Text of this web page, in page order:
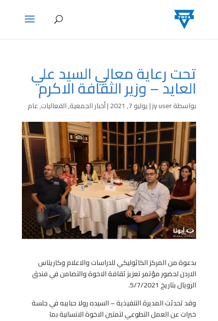
تحت رعاية معالي السيد علي
العايد – وزير الثقافة الاكرم
بواسطةjy user
|يوليو 7, 2021 |أخبار الجمعية,الفعاليات,عام
بدعوة من المركز الكاثوليكي للدراسات والاعلام وكاريتاس
الاردن لحضور مؤتمر تعزيز ثقافة الاخوة والتضامن في فندق
الرويال بتاريخ 5/7/2021.
وقد تحدثت المديرة التنفيذية – السيده رولا حبايبه في جلسة
خبرات عن العمل التطوعي لتمتين الاخوة الانسانية بما